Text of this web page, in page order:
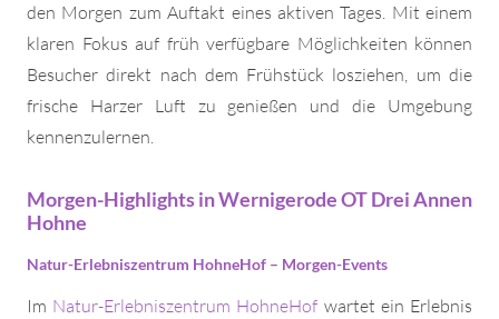
den Morgen zum Auftakt eines aktiven Tages. Mit einem
klaren Fokus auf früh verfügbare Möglichkeiten können
Besucher direkt nach dem Frühstück losziehen, um die
frische Harzer Luft zu genießen und die Umgebung
kennenzulernen.
Morgen-Highlights in Wernigerode OT Drei Annen
Hohne
Natur-Erlebniszentrum HohneHof – Morgen-Events
Im Natur-Erlebniszentrum HohneHof wartet ein Erlebnis